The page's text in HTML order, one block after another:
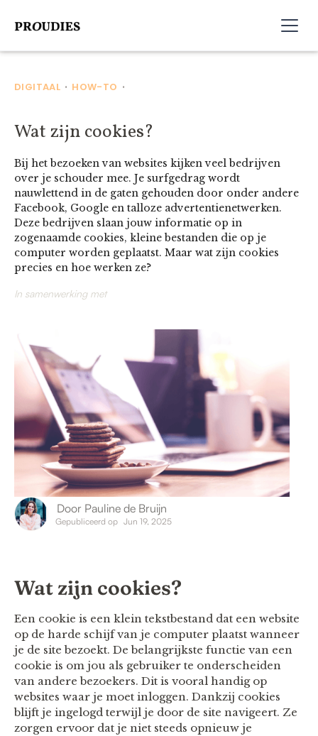
DIGITAAL • HOW-TO •
Wat zijn cookies?
Bij het bezoeken van websites kijken veel bedrijven
over je schouder mee. Je surfgedrag wordt
nauwlettend in de gaten gehouden door onder andere
Facebook, Google en talloze advertentienetwerken.
Deze bedrijven slaan jouw informatie op in
zogenaamde cookies, kleine bestanden die op je
computer worden geplaatst. Maar wat zijn cookies
precies en hoe werken ze?
In samenwerking met
Door Pauline de Bruijn
Gepubliceerd op Jun 19, 2025
Wat zijn cookies?
Een cookie is een klein tekstbestand dat een website
op de harde schijf van je computer plaatst wanneer
je de site bezoekt. De belangrijkste functie van een
cookie is om jou als gebruiker te onderscheiden
van andere bezoekers. Dit is vooral handig op
websites waar je moet inloggen. Dankzij cookies
blijft je ingelogd terwijl je door de site navigeert. Ze
zorgen ervoor dat je niet steeds opnieuw je